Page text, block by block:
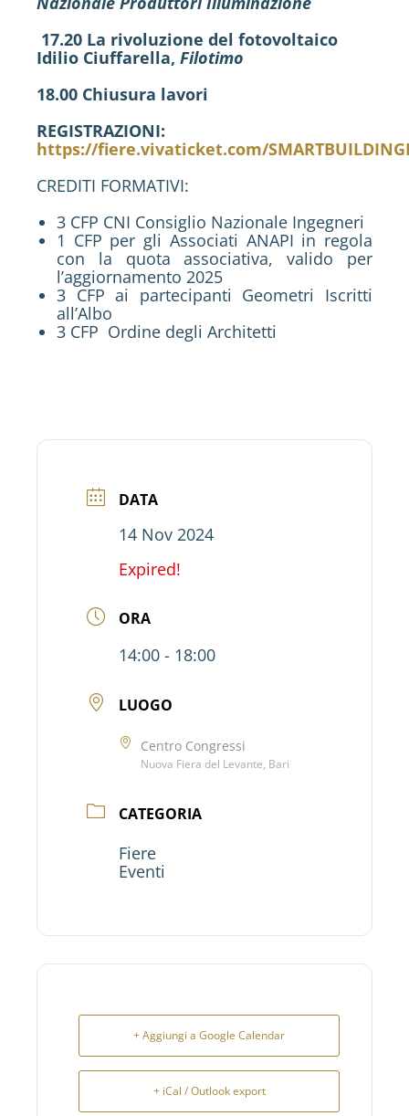
17.20 La rivoluzione del fotovoltaico
Idilio Ciuffarella, Filotimo
18.00 Chiusura lavori
REGISTRAZIONI:
https://fiere.vivaticket.com/
CREDITI FORMATIVI:
3 CFP CNI Consiglio Nazionale Ingegneri
1 CFP per gli Associati ANAPI in regola
con la quota associativa, valido per
l’aggiornamento 2025
3 CFP ai partecipanti Geometri Iscritti
all’Albo
3 CFP Ordine degli Architetti
DATA
14 Nov 2024
Expired!
ORA
14:00 - 18:00
LUOGO
Centro Congressi
Nuova Fiera del Levante, Bari
CATEGORIA
Fiere
Eventi
+ Aggiungi a Google Calendar
+ iCal / Outlook export